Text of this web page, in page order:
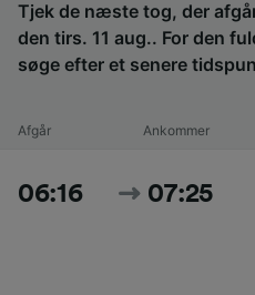
Tjek de næste tog, der
den tirs. 11 aug.. For den
søge efter et senere
Afgår Ankommer
06:16 07:25